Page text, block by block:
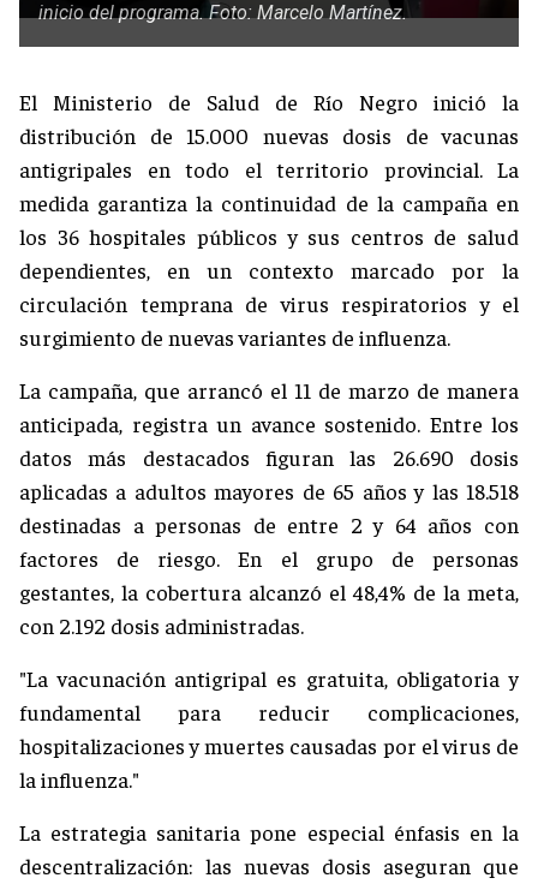
inicio del programa. Foto: Marcelo Martínez.
El Ministerio de Salud de Río Negro inició la
distribución de 15.000 nuevas dosis de vacunas
antigripales en todo el territorio provincial. La
medida garantiza la continuidad de la campaña en
los 36 hospitales públicos y sus centros de salud
dependientes, en un contexto marcado por la
circulación temprana de virus respiratorios y el
surgimiento de nuevas variantes de influenza.
La campaña, que arrancó el 11 de marzo de manera
anticipada, registra un avance sostenido. Entre los
datos más destacados figuran las 26.690 dosis
aplicadas a adultos mayores de 65 años y las 18.518
destinadas a personas de entre 2 y 64 años con
factores de riesgo. En el grupo de personas
gestantes, la cobertura alcanzó el 48,4% de la meta,
con 2.192 dosis administradas.
"La vacunación antigripal es gratuita, obligatoria y
fundamental para reducir complicaciones,
hospitalizaciones y muertes causadas por el virus de
la influenza."
La estrategia sanitaria pone especial énfasis en la
descentralización: las nuevas dosis aseguran que